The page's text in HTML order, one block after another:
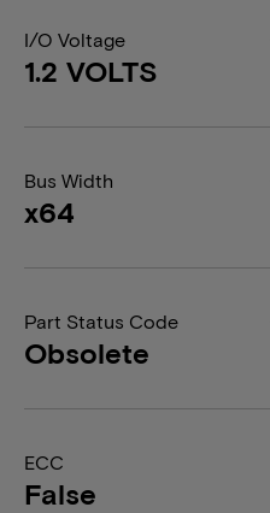
I/O Voltage
1.2 VOLTS
Bus Width
x64
Part Status Code
Obsolete
ECC
False